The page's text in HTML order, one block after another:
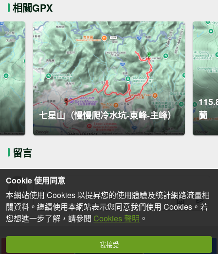
相關GPX
七星山（慢慢爬冷水坑-東峰-主峰）
蘭
留言
下載
Cookie 使用同意
本網站使用 Cookies 以提昇您的使用體驗及統計網路流量相
關資料。繼續使用本網站表示您同意我們使用 Cookies。若
您想進一步了解，請參閱 Cookies 聲明 。
我接受